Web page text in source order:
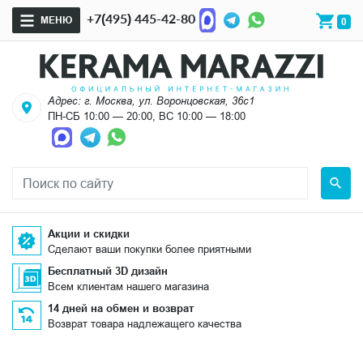
МЕНЮ +7(495) 445-42-80 0
Адрес: г. Москва, ул. Воронцовская, 36с1
ПН-СБ 10:00 — 20:00, ВС 10:00 — 18:00
Акции и скидки
Сделают ваши покупки более приятными
Бесплатный 3D дизайн
Всем клиентам нашего магазина
14 дней на обмен и возврат
Возврат товара надлежащего качества